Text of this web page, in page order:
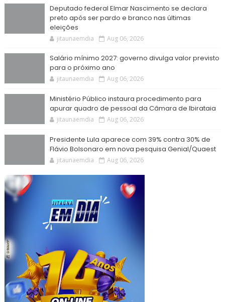
Deputado federal Elmar Nascimento se declara
preto após ser pardo e branco nas últimas
eleições
jitaunaemdia Aug 06, 2026
Salário mínimo 2027: governo divulga valor previsto
para o próximo ano
jitaunaemdia Aug 06, 2026
Ministério Público instaura procedimento para
apurar quadro de pessoal da Câmara de Ibirataia
jitaunaemdia Aug 06, 2026
Presidente Lula aparece com 39% contra 30% de
Flávio Bolsonaro em nova pesquisa Genial/Quaest
jitaunaemdia Aug 06, 2026